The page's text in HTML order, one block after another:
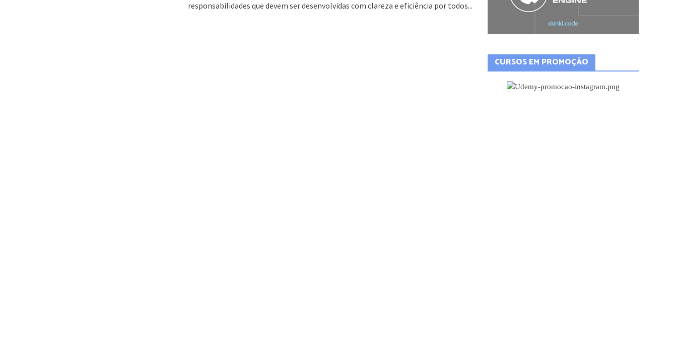
responsabilidades que devem ser desenvolvidas com clareza e eficiência por todos...
CURSOS EM PROMOÇÃO